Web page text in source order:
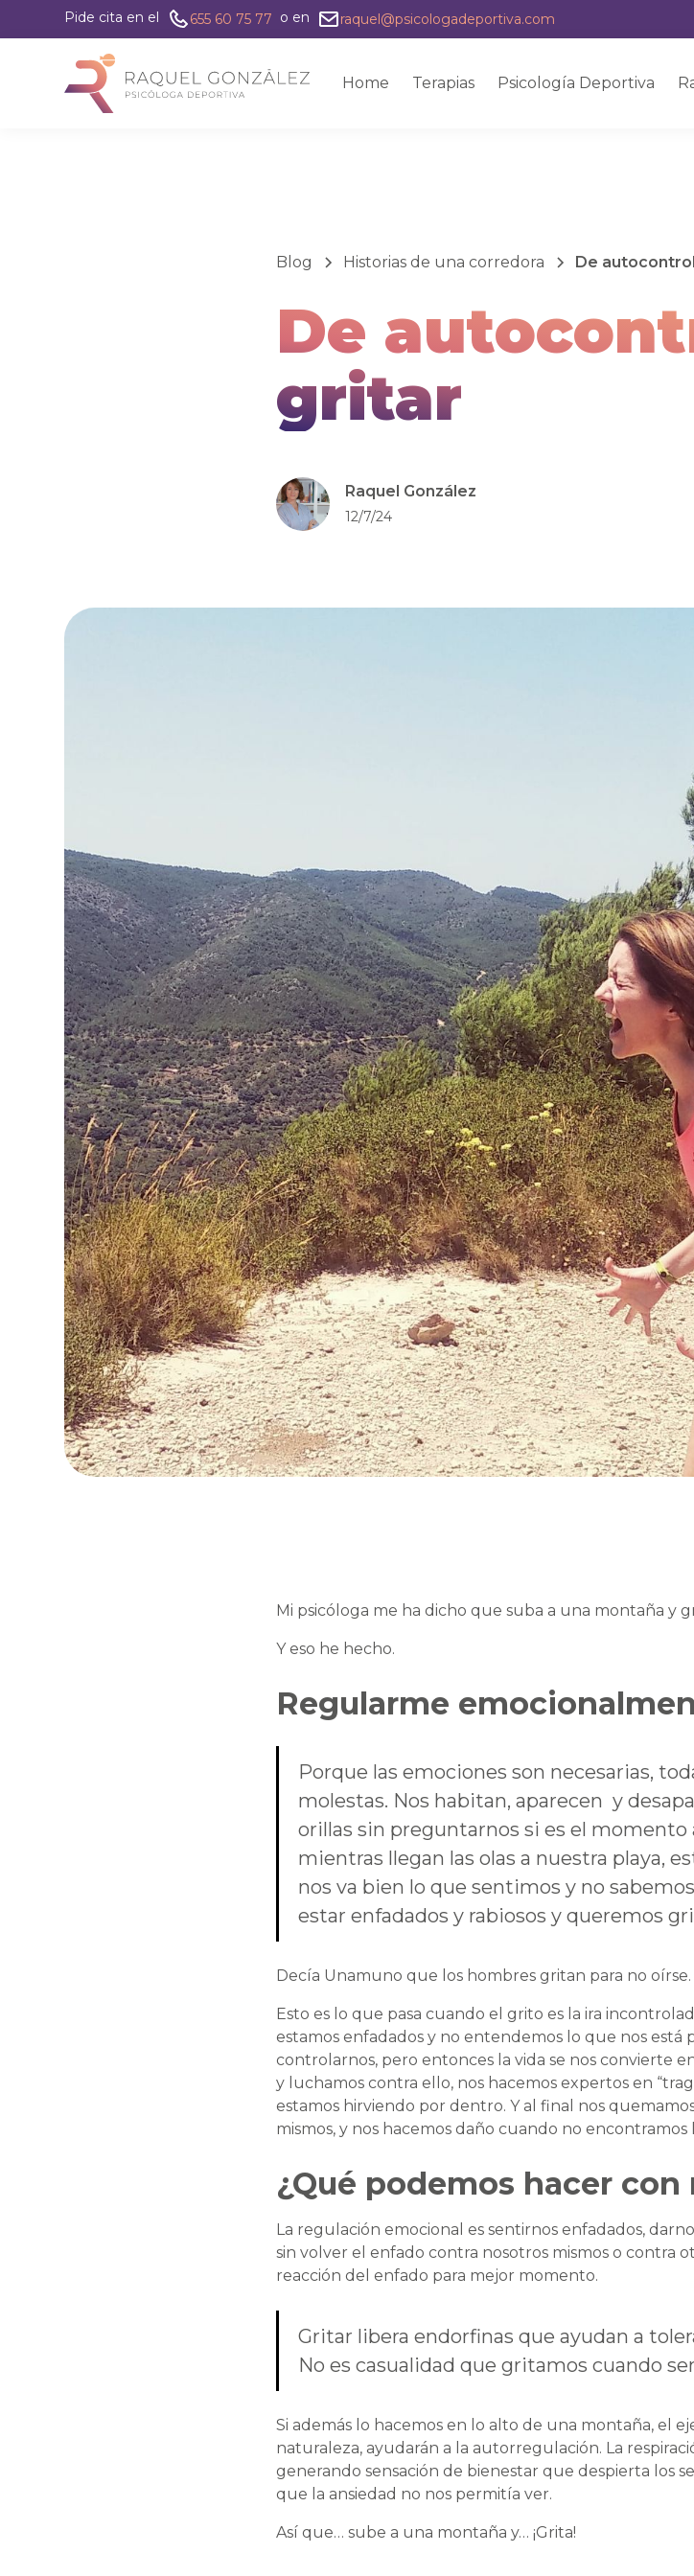
Pide cita en el 655 60 75 77 o en raquel@psicologadeportiva.com
Home Terapias Psicología Deportiva
Blog Historias de una corredora De
De
gritar
Raquel González
12/7/24
Mi psicóloga me ha dicho que suba a una montaña y
Y eso he hecho.
Regularme
Porque las emociones son necesarias,
molestas. Nos habitan, aparecen y
orillas sin preguntarnos si es el momento
mientras llegan las olas a nuestra playa,
nos va bien lo que sentimos y no
estar enfadados y rabiosos y queremos
Decía Unamuno que los hombres gritan para no oírse.
Esto es lo que pasa cuando el grito es la ira
estamos enfadados y no entendemos lo que nos está
controlarnos, pero entonces la vida se nos convierte
y luchamos contra ello, nos hacemos expertos en
estamos hirviendo por dentro. Y al final nos
mismos, y nos hacemos daño cuando no
¿Qué podemos hacer
La regulación emocional es sentirnos enfadados,
sin volver el enfado contra nosotros mismos o contra
reacción del enfado para mejor momento.
Gritar libera endorfinas que ayudan a
No es casualidad que gritamos cuando
Si además lo hacemos en lo alto de una montaña, el
naturaleza, ayudarán a la autorregulación. La
generando sensación de bienestar que despierta los
que la ansiedad no nos permitía ver.
Así que… sube a una montaña y… ¡Grita!